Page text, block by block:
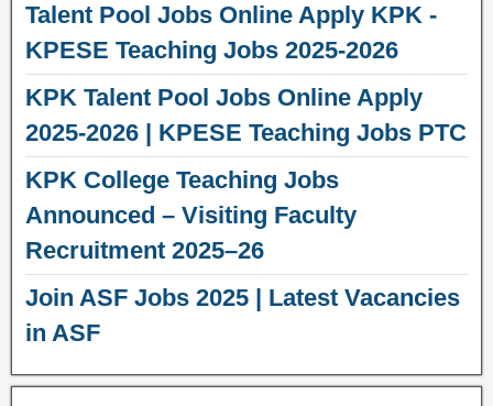
Talent Pool Jobs Online Apply KPK -
KPESE Teaching Jobs 2025-2026
KPK Talent Pool Jobs Online Apply
2025-2026 | KPESE Teaching Jobs PTC
KPK College Teaching Jobs
Announced – Visiting Faculty
Recruitment 2025–26
Join ASF Jobs 2025 | Latest Vacancies
in ASF